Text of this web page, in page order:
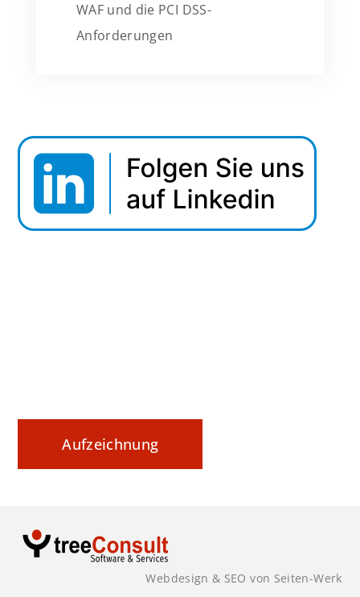
WAF und die PCI DSS-
Anforderungen
Aufzeichnung
Webdesign & SEO von Seiten-Werk